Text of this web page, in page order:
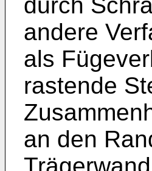
andere
als
rastende
an den